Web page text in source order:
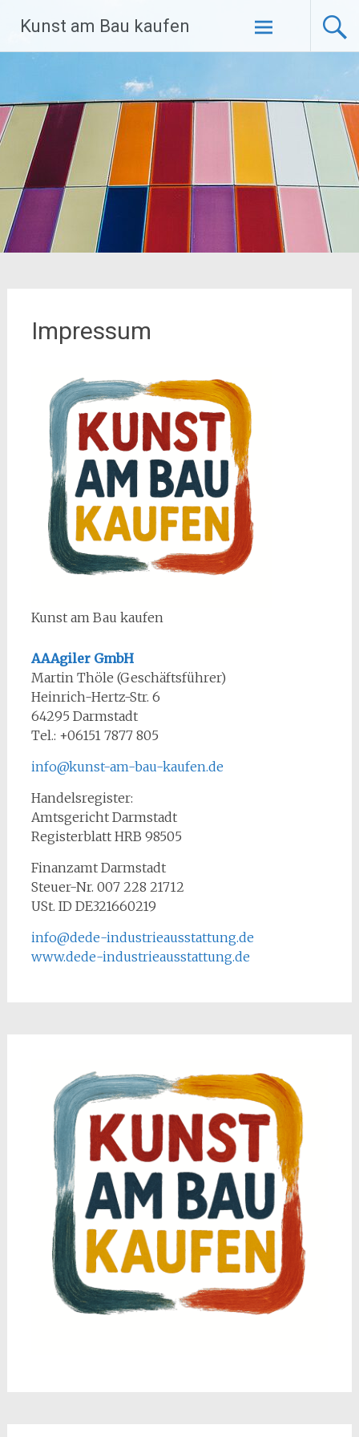
Inhalt
springen
Kunst am Bau kaufen
Impressum
Kunst am Bau kaufen
AAAgiler GmbH
Martin Thöle (Geschäftsführer)
Heinrich-Hertz-Str. 6
64295 Darmstadt
Tel.: +06151 7877 805
info@kunst-am-bau-kaufen.de
Handelsregister:
Amtsgericht Darmstadt
Registerblatt HRB 98505
Finanzamt Darmstadt
Steuer-Nr. 007 228 21712
USt. ID DE321660219
info@dede-industrieausstattung.de
www.dede-industrieausstattung.de